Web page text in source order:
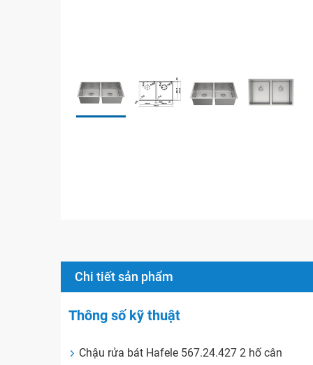
Chi tiết sản phẩm
Thông số kỹ thuật
Chậu rửa bát Hafele 567.24.427 2 hố cân